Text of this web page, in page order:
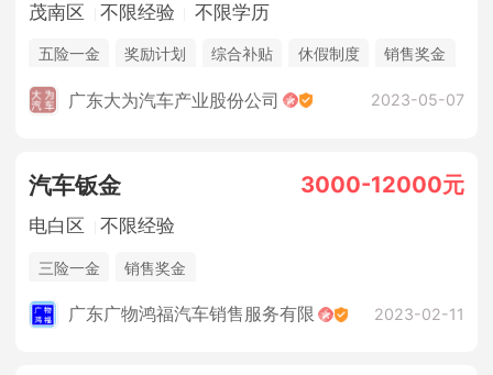
茂南区 不限经验 不限学历
五险一金 奖励计划 综合补贴 休假制度 销售奖金
广东大为汽车产业股份公司 2023-05-07
汽车钣金 3000-12000元
电白区 不限经验
三险一金 销售奖金
广东广物鸿福汽车销售服务有限 2023-02-11